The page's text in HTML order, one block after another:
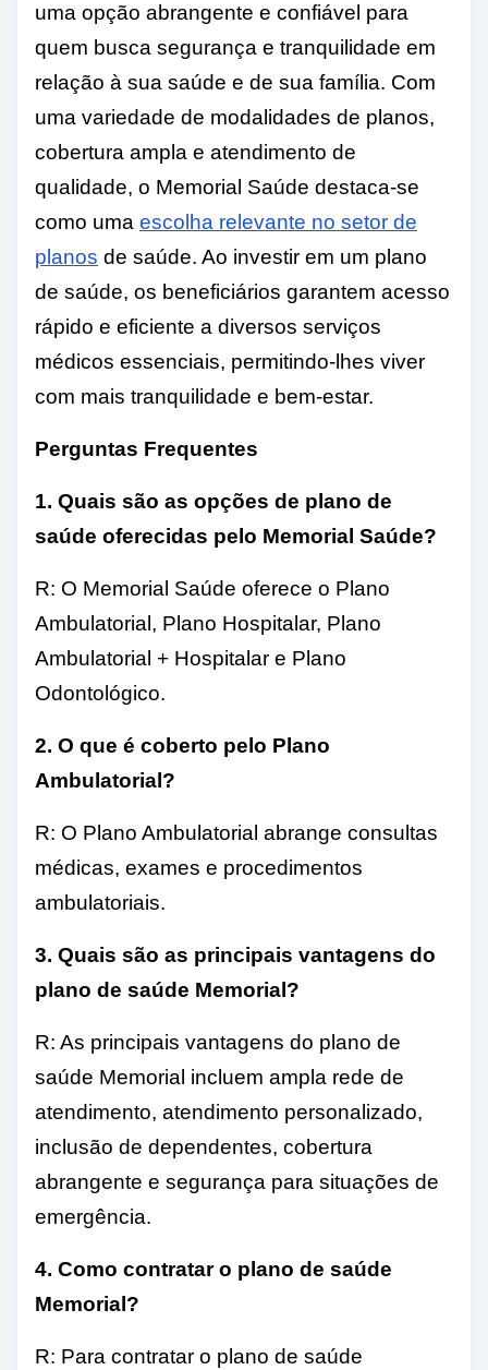
uma opção abrangente e confiável para
quem busca segurança e tranquilidade em
relação à sua saúde e de sua família. Com
uma variedade de modalidades de planos,
cobertura ampla e atendimento de
qualidade, o Memorial Saúde destaca-se
como uma escolha relevante no setor de
planos de saúde. Ao investir em um plano
de saúde, os beneficiários garantem acesso
rápido e eficiente a diversos serviços
médicos essenciais, permitindo-lhes viver
com mais tranquilidade e bem-estar.
Perguntas Frequentes
1. Quais são as opções de plano de
saúde oferecidas pelo Memorial Saúde?
R: O Memorial Saúde oferece o Plano
Ambulatorial, Plano Hospitalar, Plano
Ambulatorial + Hospitalar e Plano
Odontológico.
2. O que é coberto pelo Plano
Ambulatorial?
R: O Plano Ambulatorial abrange consultas
médicas, exames e procedimentos
ambulatoriais.
3. Quais são as principais vantagens do
plano de saúde Memorial?
R: As principais vantagens do plano de
saúde Memorial incluem ampla rede de
atendimento, atendimento personalizado,
inclusão de dependentes, cobertura
abrangente e segurança para situações de
emergência.
4. Como contratar o plano de saúde
Memorial?
R: Para contratar o plano de saúde